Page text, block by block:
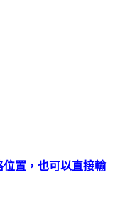
置，也可以直接輸